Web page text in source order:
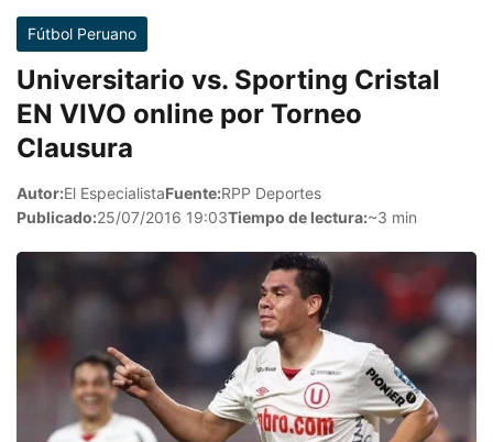
Fútbol Peruano
Universitario vs. Sporting Cristal
EN VIVO online por Torneo
Clausura
Autor:El EspecialistaFuente:RPP Deportes
Publicado:25/07/2016 19:03Tiempo de lectura:~3 min